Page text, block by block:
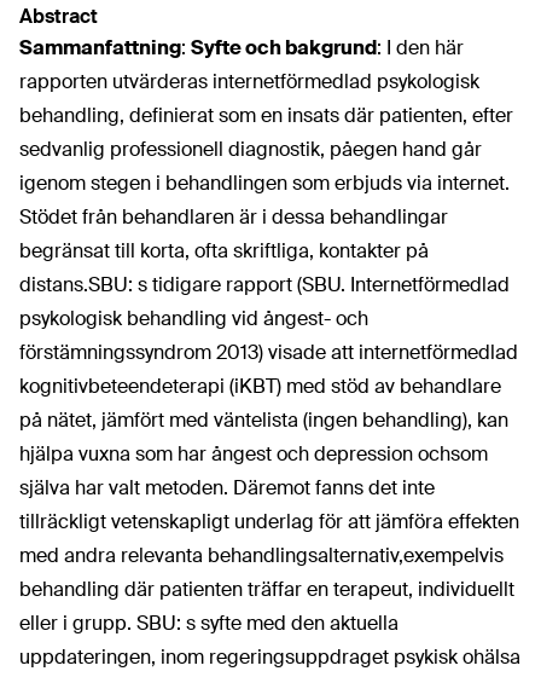
Abstract
Sammanfattning: Syfte och bakgrund: I den här
rapporten utvärderas internetförmedlad psykologisk
behandling, definierat som en insats där patienten, efter
sedvanlig professionell diagnostik, påegen hand går
igenom stegen i behandlingen som erbjuds via internet.
Stödet från behandlaren är i dessa behandlingar
begränsat till korta, ofta skriftliga, kontakter på
distans.SBU: s tidigare rapport (SBU. Internetförmedlad
psykologisk behandling vid ångest- och
förstämningssyndrom 2013) visade att internetförmedlad
kognitivbeteendeterapi (iKBT) med stöd av behandlare
på nätet, jämfört med väntelista (ingen behandling), kan
hjälpa vuxna som har ångest och depression ochsom
själva har valt metoden. Däremot fanns det inte
tillräckligt vetenskapligt underlag för att jämföra effekten
med andra relevanta behandlingsalternativ,exempelvis
behandling där patienten träffar en terapeut, individuellt
eller i grupp. SBU: s syfte med den aktuella
uppdateringen, inom regeringsuppdraget psykisk ohälsa